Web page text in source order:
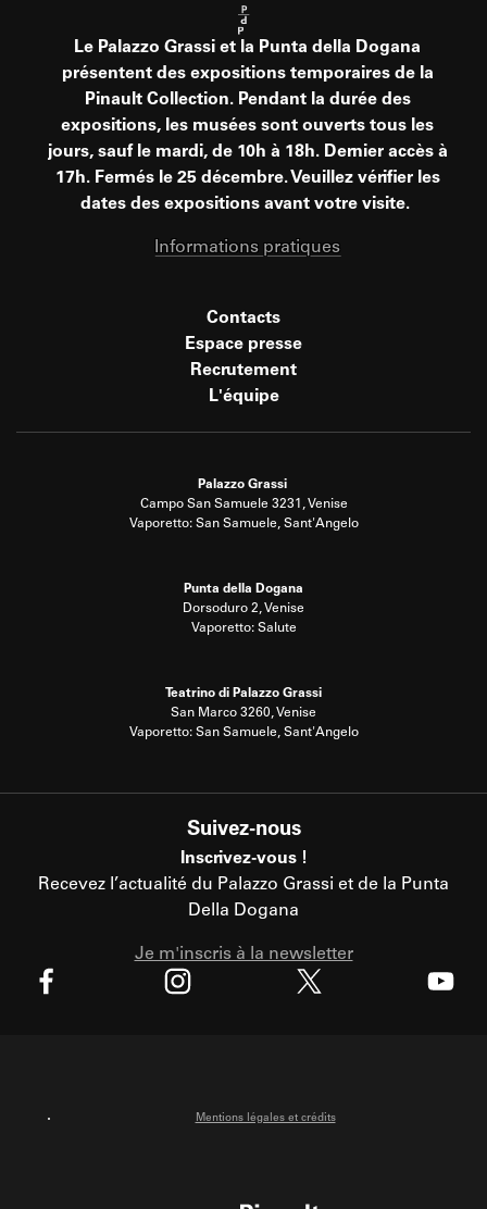
Le Palazzo Grassi et la Punta della Dogana
présentent des expositions temporaires de la
Pinault Collection. Pendant la durée des
expositions, les musées sont ouverts tous les
jours, sauf le mardi, de 10h à 18h. Dernier accès à
17h. Fermés le 25 décembre. Veuillez vérifier les
dates des expositions avant votre visite.
Informations pratiques
Contacts
Espace presse
Recrutement
L'équipe
Palazzo Grassi
Campo San Samuele 3231, Venise
Vaporetto: San Samuele, Sant'Angelo
Punta della Dogana
Dorsoduro 2, Venise
Vaporetto: Salute
Teatrino di Palazzo Grassi
San Marco 3260, Venise
Vaporetto: San Samuele, Sant'Angelo
Suivez-nous
Inscrivez-vous !
Recevez l’actualité du Palazzo Grassi et de la Punta
Della Dogana
Je m'inscris à la newsletter
Mentions légales et crédits